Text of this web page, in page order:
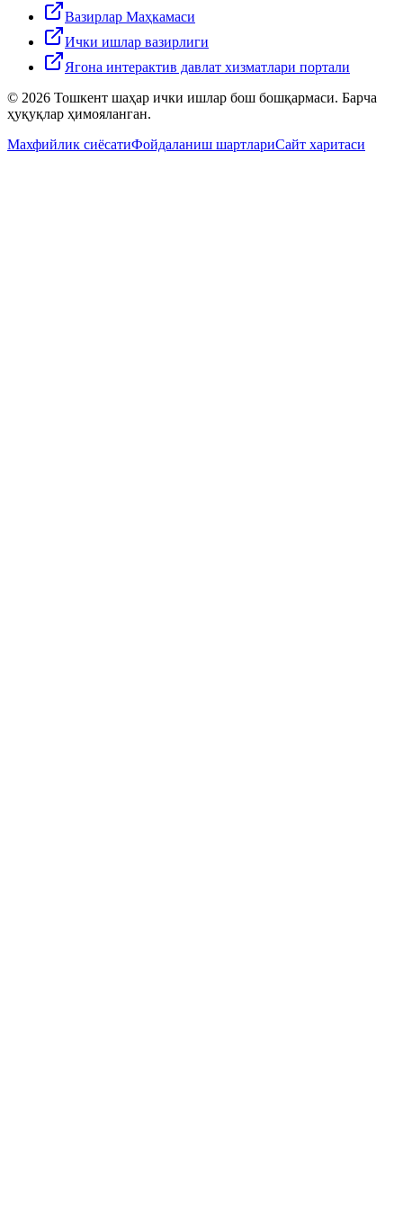
Вазирлар Маҳкамаси
Ички ишлар вазирлиги
Ягона интерактив давлат хизматлари портали
© 2026 Тошкент шаҳар ички ишлар бош бошқармаси. Барча
ҳуқуқлар ҳимояланган.
Махфийлик сиёсатиФойдаланиш шартлариСайт харитаси